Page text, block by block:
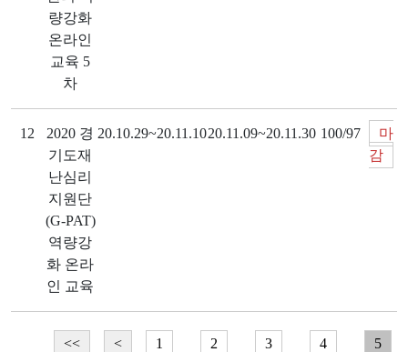
량강화
온라인
교육 5
차
12
2020 경
기도재
난심리
지원단
(G-PAT)
역량강
화 온라
인 교육
20.10.29~20.11.1020.11.09~20.11.30 100/97
마
감
<< < 1 2 3 4 5